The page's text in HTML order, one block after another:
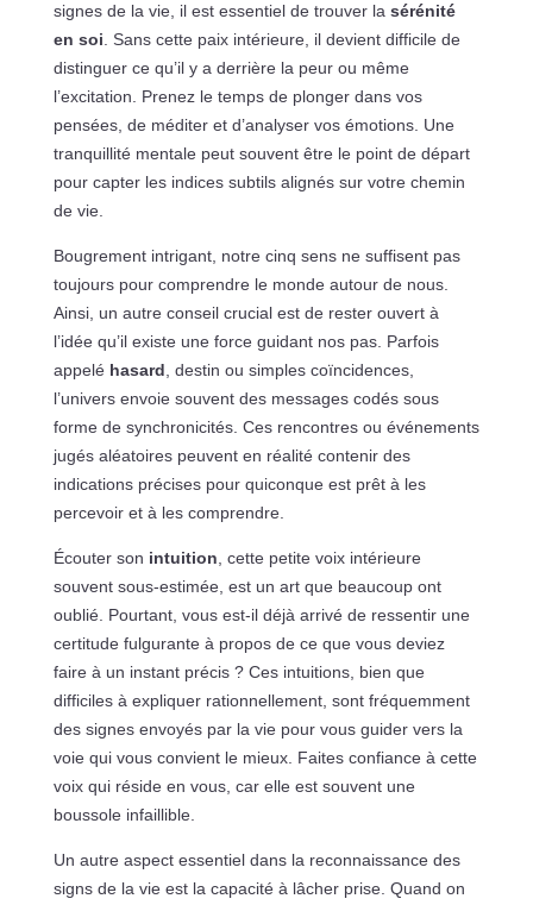
signes de la vie, il est essentiel de trouver la sérénité
en soi . Sans cette paix intérieure, il devient difficile de
distinguer ce qu’il y a derrière la peur ou même
l’excitation. Prenez le temps de plonger dans vos
pensées, de méditer et d’analyser vos émotions. Une
tranquillité mentale peut souvent être le point de départ
pour capter les indices subtils alignés sur votre chemin
de vie.
Bougrement intrigant, notre cinq sens ne suffisent pas
toujours pour comprendre le monde autour de nous.
Ainsi, un autre conseil crucial est de rester ouvert à
l’idée qu’il existe une force guidant nos pas. Parfois
appelé hasard , destin ou simples coïncidences,
l’univers envoie souvent des messages codés sous
forme de synchronicités. Ces rencontres ou événements
jugés aléatoires peuvent en réalité contenir des
indications précises pour quiconque est prêt à les
percevoir et à les comprendre.
Écouter son intuition , cette petite voix intérieure
souvent sous-estimée, est un art que beaucoup ont
oublié. Pourtant, vous est-il déjà arrivé de ressentir une
certitude fulgurante à propos de ce que vous deviez
faire à un instant précis ? Ces intuitions, bien que
difficiles à expliquer rationnellement, sont fréquemment
des signes envoyés par la vie pour vous guider vers la
voie qui vous convient le mieux. Faites confiance à cette
voix qui réside en vous, car elle est souvent une
boussole infaillible.
Un autre aspect essentiel dans la reconnaissance des
signs de la vie est la capacité à lâcher prise. Quand on